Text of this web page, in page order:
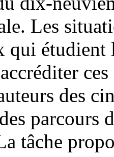
Les
qui étudient
des
parcours
tâche